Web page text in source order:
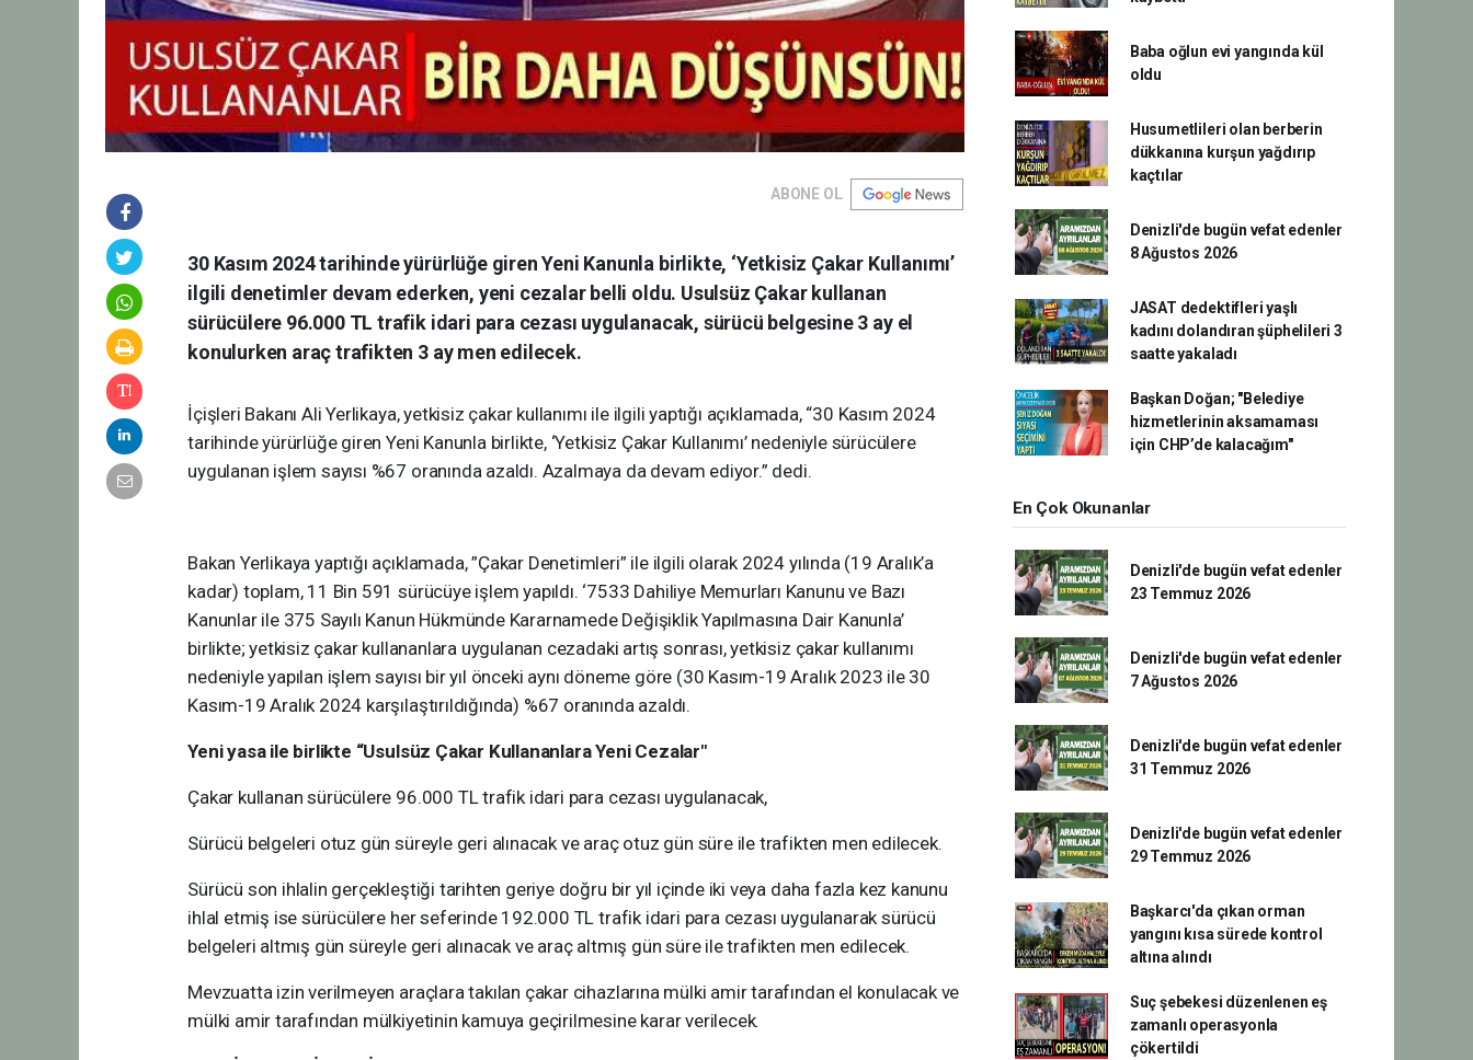
ABONE OL
30 Kasım 2024 tarihinde yürürlüğe giren Yeni Kanunla birlikte, ‘Yetkisiz Çakar Kullanımı’
ilgili denetimler devam ederken, yeni cezalar belli oldu. Usulsüz Çakar kullanan
sürücülere 96.000 TL trafik idari para cezası uygulanacak, sürücü belgesine 3 ay el
konulurken araç trafikten 3 ay men edilecek.
İçişleri Bakanı Ali Yerlikaya, yetkisiz çakar kullanımı ile ilgili yaptığı açıklamada, “30 Kasım 2024
tarihinde yürürlüğe giren Yeni Kanunla birlikte, ‘Yetkisiz Çakar Kullanımı’ nedeniyle sürücülere
uygulanan işlem sayısı %67 oranında azaldı. Azalmaya da devam ediyor.” dedi.
Bakan Yerlikaya yaptığı açıklamada, ”Çakar Denetimleri” ile ilgili olarak 2024 yılında (19 Aralık’a
kadar) toplam, 11 Bin 591 sürücüye işlem yapıldı. ‘7533 Dahiliye Memurları Kanunu ve Bazı
Kanunlar ile 375 Sayılı Kanun Hükmünde Kararnamede Değişiklik Yapılmasına Dair Kanunla’
birlikte; yetkisiz çakar kullananlara uygulanan cezadaki artış sonrası, yetkisiz çakar kullanımı
nedeniyle yapılan işlem sayısı bir yıl önceki aynı döneme göre (30 Kasım-19 Aralık 2023 ile 30
Kasım-19 Aralık 2024 karşılaştırıldığında) %67 oranında azaldı.
Yeni yasa ile birlikte “Usulsüz Çakar Kullananlara Yeni Cezalar"
Çakar kullanan sürücülere 96.000 TL trafik idari para cezası uygulanacak,
Sürücü belgeleri otuz gün süreyle geri alınacak ve araç otuz gün süre ile trafikten men edilecek.
Sürücü son ihlalin gerçekleştiği tarihten geriye doğru bir yıl içinde iki veya daha fazla kez kanunu
ihlal etmiş ise sürücülere her seferinde 192.000 TL trafik idari para cezası uygulanarak sürücü
belgeleri altmış gün süreyle geri alınacak ve araç altmış gün süre ile trafikten men edilecek.
Mevzuatta izin verilmeyen araçlara takılan çakar cihazlarına mülki amir tarafından el konulacak ve
mülki amir tarafından mülkiyetinin kamuya geçirilmesine karar verilecek.
Baba oğlun evi yangında kül
oldu
Husumetlileri olan berberin
dükkanına kurşun yağdırıp
kaçtılar
Denizli'de bugün vefat edenler
8 Ağustos 2026
JASAT dedektifleri yaşlı
kadını dolandıran şüphelileri 3
saatte yakaladı
Başkan Doğan; "Belediye
hizmetlerinin aksamaması
için CHP’de kalacağım"
En Çok Okunanlar
Denizli'de bugün vefat edenler
23 Temmuz 2026
Denizli'de bugün vefat edenler
7 Ağustos 2026
Denizli'de bugün vefat edenler
31 Temmuz 2026
Denizli'de bugün vefat edenler
29 Temmuz 2026
Başkarcı'da çıkan orman
yangını kısa sürede kontrol
altına alındı
Suç şebekesi düzenlenen eş
zamanlı operasyonla
çökertildi